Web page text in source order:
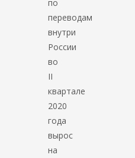
по
переводам
внутри
России
во
II
квартале
2020
года
вырос
на